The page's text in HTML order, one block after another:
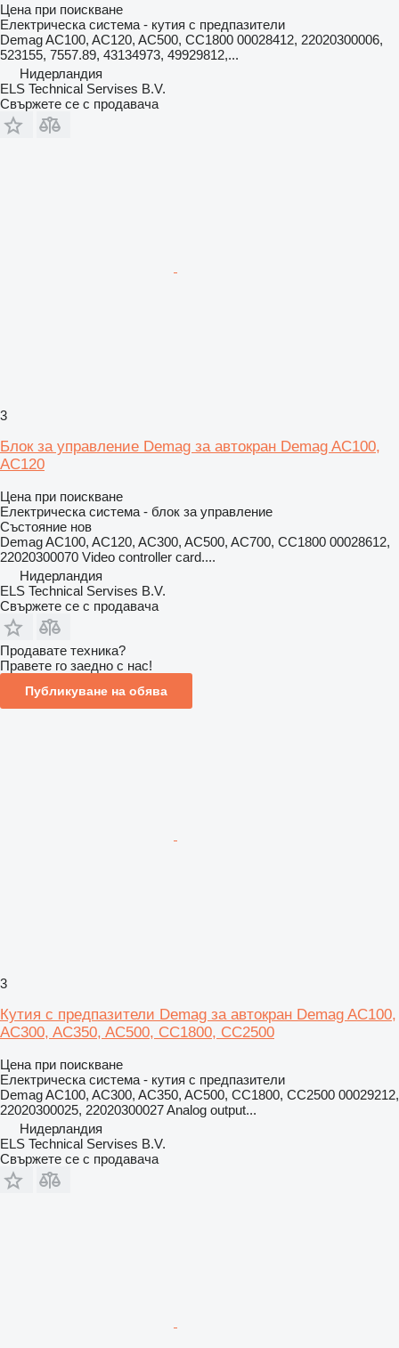
Цена при поискване
Електрическа система - кутия с предпазители
Demag AC100, AC120, AC500, CC1800 00028412, 22020300006,
523155, 7557.89, 43134973, 49929812,...
Нидерландия
ELS Technical Servises B.V.
Свържете се с продавача
3
Блок за управление Demag за автокран Demag AC100,
AC120
Цена при поискване
Електрическа система - блок за управление
Състояние нов
Demag AC100, AC120, AC300, AC500, AC700, CC1800 00028612,
22020300070 Video controller card....
Нидерландия
ELS Technical Servises B.V.
Свържете се с продавача
Продавате техника?
Правете го заедно с нас!
Публикуване на обява
3
Кутия с предпазители Demag за автокран Demag AC100,
AC300, AC350, AC500, CC1800, CC2500
Цена при поискване
Електрическа система - кутия с предпазители
Demag AC100, AC300, AC350, AC500, CC1800, CC2500 00029212,
22020300025, 22020300027 Analog output...
Нидерландия
ELS Technical Servises B.V.
Свържете се с продавача